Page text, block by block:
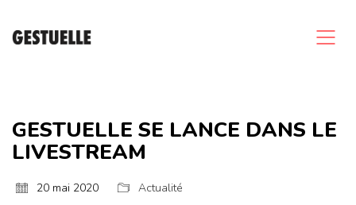
GESTUELLE SE LANCE DANS LE
LIVESTREAM
20 mai 2020 Actualité